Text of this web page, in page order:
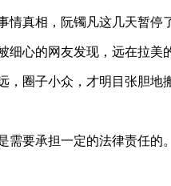
真相，阮镯凡这几天暂停
心的网友发现，远在拉
圈子小众，才明目张胆地
要承担一定的法律责任的。